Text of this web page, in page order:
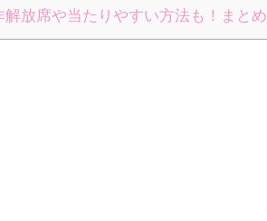
放席や当たりやすい方法も！まとめ